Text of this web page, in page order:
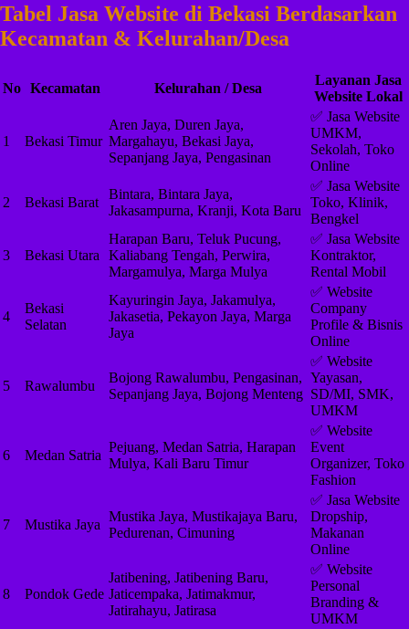
Tabel Jasa Website di Bekasi Berdasarkan
Kecamatan & Kelurahan/Desa
No Kecamatan Kelurahan / Desa
Layanan Jasa
Website Lokal
1 Bekasi Timur
Aren Jaya, Duren Jaya,
Margahayu, Bekasi Jaya,
Sepanjang Jaya, Pengasinan
✅ Jasa Website
UMKM,
Sekolah, Toko
Online
2 Bekasi Barat
Bintara, Bintara Jaya,
Jakasampurna, Kranji, Kota Baru
✅ Jasa Website
Toko, Klinik,
Bengkel
3 Bekasi Utara
Harapan Baru, Teluk Pucung,
Kaliabang Tengah, Perwira,
Margamulya, Marga Mulya
✅ Jasa Website
Kontraktor,
Rental Mobil
4
Bekasi
Selatan
Kayuringin Jaya, Jakamulya,
Jakasetia, Pekayon Jaya, Marga
Jaya
✅ Website
Company
Profile & Bisnis
Online
5 Rawalumbu
Bojong Rawalumbu, Pengasinan,
Sepanjang Jaya, Bojong Menteng
✅ Website
Yayasan,
SD/MI, SMK,
UMKM
6 Medan Satria
Pejuang, Medan Satria, Harapan
Mulya, Kali Baru Timur
✅ Website
Event
Organizer, Toko
Fashion
7 Mustika Jaya
Mustika Jaya, Mustikajaya Baru,
Pedurenan, Cimuning
✅ Jasa Website
Dropship,
Makanan
Online
8 Pondok Gede
Jatibening, Jatibening Baru,
Jaticempaka, Jatimakmur,
Jatirahayu, Jatirasa
✅ Website
Personal
Branding &
UMKM